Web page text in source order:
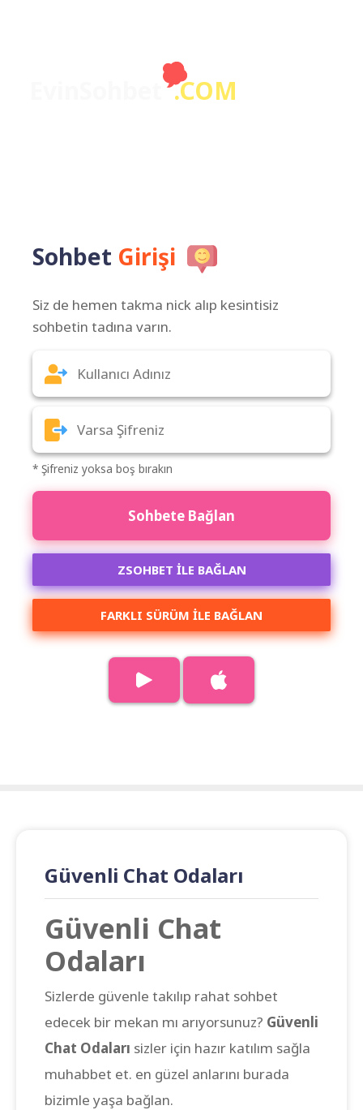
.COM
Sohbet Girişi
Siz de hemen takma nick alıp kesintisiz
sohbetin tadına varın.
* Şifreniz yoksa boş bırakın
Sohbete Bağlan
ZSOHBET İLE BAĞLAN
FARKLI SÜRÜM ILE BAĞLAN
Güvenli Chat Odaları
Güvenli Chat
Odaları
Sizlerde güvenle takılıp rahat sohbet
edecek bir mekan mı arıyorsunuz? Güvenli
Chat Odaları sizler için hazır katılım sağla
muhabbet et. en güzel anlarını burada
bizimle yaşa bağlan.